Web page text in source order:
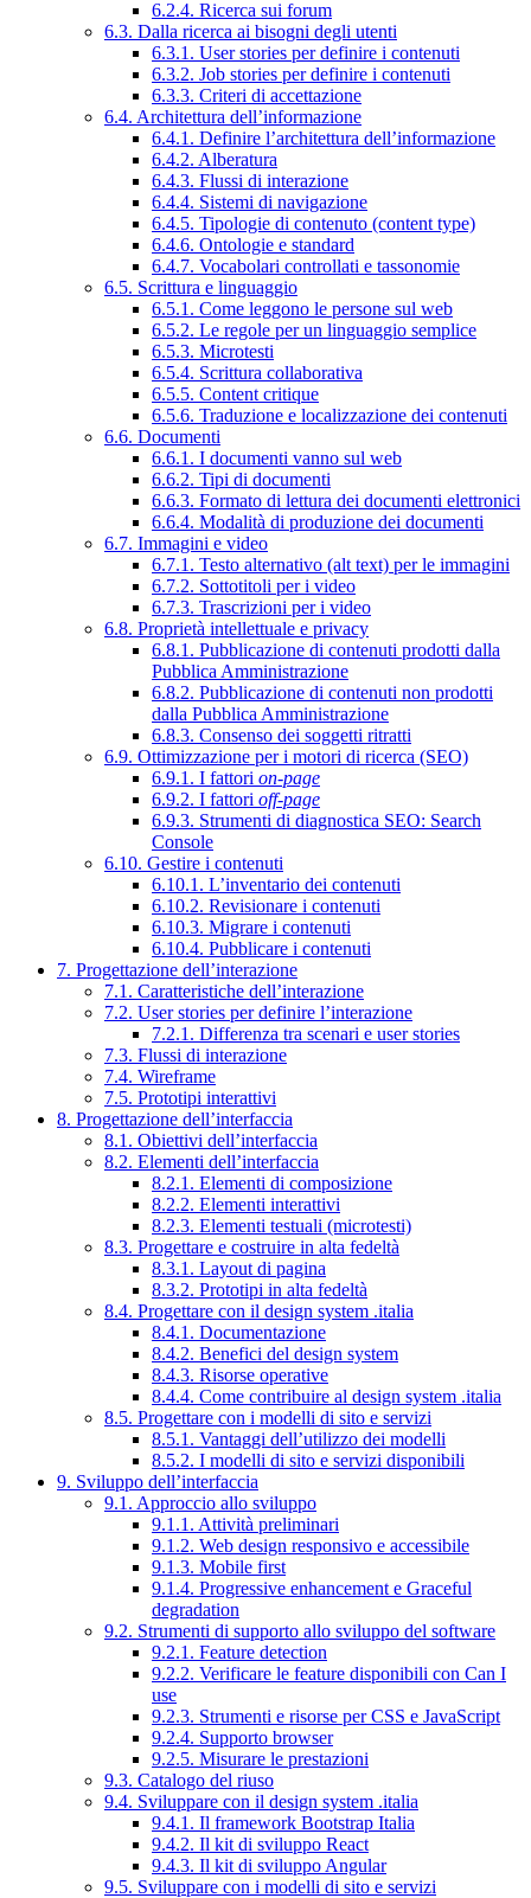
6.2.4. Ricerca sui forum
6.3. Dalla ricerca ai bisogni degli utenti
6.3.1. User stories per definire i contenuti
6.3.2. Job stories per definire i contenuti
6.3.3. Criteri di accettazione
6.4. Architettura dell’informazione
6.4.1. Definire l’architettura dell’informazione
6.4.2. Alberatura
6.4.3. Flussi di interazione
6.4.4. Sistemi di navigazione
6.4.5. Tipologie di contenuto (content type)
6.4.6. Ontologie e standard
6.4.7. Vocabolari controllati e tassonomie
6.5. Scrittura e linguaggio
6.5.1. Come leggono le persone sul web
6.5.2. Le regole per un linguaggio semplice
6.5.3. Microtesti
6.5.4. Scrittura collaborativa
6.5.5. Content critique
6.5.6. Traduzione e localizzazione dei contenuti
6.6. Documenti
6.6.1. I documenti vanno sul web
6.6.2. Tipi di documenti
6.6.3. Formato di lettura dei documenti elettronici
6.6.4. Modalità di produzione dei documenti
6.7. Immagini e video
6.7.1. Testo alternativo (alt text) per le immagini
6.7.2. Sottotitoli per i video
6.7.3. Trascrizioni per i video
6.8. Proprietà intellettuale e privacy
6.8.1. Pubblicazione di contenuti prodotti dalla
Pubblica Amministrazione
6.8.2. Pubblicazione di contenuti non prodotti
dalla Pubblica Amministrazione
6.8.3. Consenso dei soggetti ritratti
6.9. Ottimizzazione per i motori di ricerca (SEO)
6.9.1. I fattori on-page
6.9.2. I fattori off-page
6.9.3. Strumenti di diagnostica SEO: Search
Console
6.10. Gestire i contenuti
6.10.1. L’inventario dei contenuti
6.10.2. Revisionare i contenuti
6.10.3. Migrare i contenuti
6.10.4. Pubblicare i contenuti
7. Progettazione dell’interazione
7.1. Caratteristiche dell’interazione
7.2. User stories per definire l’interazione
7.2.1. Differenza tra scenari e user stories
7.3. Flussi di interazione
7.4. Wireframe
7.5. Prototipi interattivi
8. Progettazione dell’interfaccia
8.1. Obiettivi dell’interfaccia
8.2. Elementi dell’interfaccia
8.2.1. Elementi di composizione
8.2.2. Elementi interattivi
8.2.3. Elementi testuali (microtesti)
8.3. Progettare e costruire in alta fedeltà
8.3.1. Layout di pagina
8.3.2. Prototipi in alta fedeltà
8.4. Progettare con il design system .italia
8.4.1. Documentazione
8.4.2. Benefici del design system
8.4.3. Risorse operative
8.4.4. Come contribuire al design system .italia
8.5. Progettare con i modelli di sito e servizi
8.5.1. Vantaggi dell’utilizzo dei modelli
8.5.2. I modelli di sito e servizi disponibili
9. Sviluppo dell’interfaccia
9.1. Approccio allo sviluppo
9.1.1. Attività preliminari
9.1.2. Web design responsivo e accessibile
9.1.3. Mobile first
9.1.4. Progressive enhancement e Graceful
degradation
9.2. Strumenti di supporto allo sviluppo del software
9.2.1. Feature detection
9.2.2. Verificare le feature disponibili con Can I
use
9.2.3. Strumenti e risorse per CSS e JavaScript
9.2.4. Supporto browser
9.2.5. Misurare le prestazioni
9.3. Catalogo del riuso
9.4. Sviluppare con il design system .italia
9.4.1. Il framework Bootstrap Italia
9.4.2. Il kit di sviluppo React
9.4.3. Il kit di sviluppo Angular
9.5. Sviluppare con i modelli di sito e servizi